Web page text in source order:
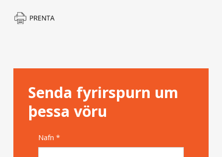
Senda fyrirspurn um
þessa vöru
Nafn *